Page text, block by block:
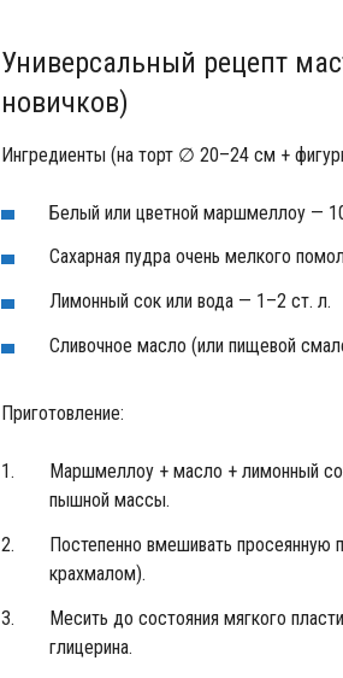
Универсальный рецепт
новичков)
Ингредиенты (на торт ∅ 20–24 см +
Белый или цветной маршмеллоу —
Сахарная пудра очень мелкого
Лимонный сок или вода — 1–2 ст. л.
Сливочное масло (или пищевой
Приготовление:
Маршмеллоу + масло + лимонный
пышной массы.
Постепенно вмешивать просеянную
крахмалом).
Месить до состояния мягкого
глицерина.